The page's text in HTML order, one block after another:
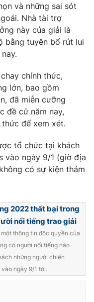
mình bằng AI
Nam
tử số 483/GP-BTTTT
Phạm Quốc Thắng,
355 932
và những sai sót
Nhà tài trợ
này của giải là
bằng tuyên bố rút lui
chính thức,
lớn, bao gồm
đã miễn cưỡng
đề cử năm nay,
để xem xét.
tổ chức tại khách
vào ngày 9/1 (giờ địa
có sự kiện thảm
2022 thất bại trong
nổi tiếng trao giải
thông tin độc quyền của
có người nổi tiếng nào
những người chiến
ngày 9/1 tới.